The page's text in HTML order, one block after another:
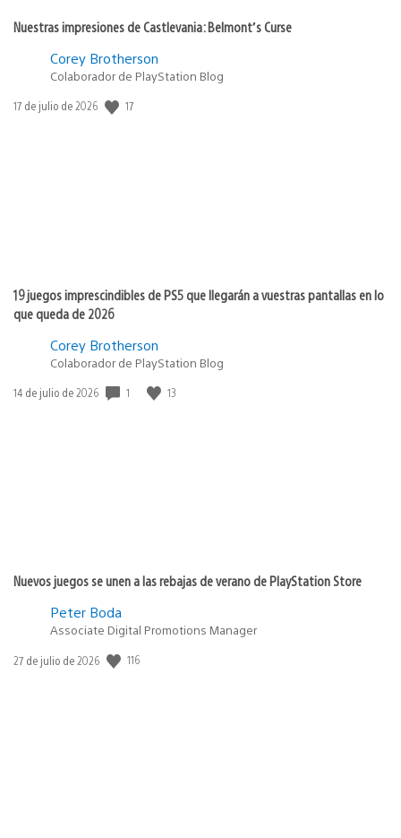
Nuestras impresiones de Castlevania: Belmont’s Curse
Corey Brotherson
Colaborador de PlayStation Blog
Fecha
17 de julio de 2026 17
19 juegos imprescindibles de PS5 que llegarán a vuestras pantallas en lo
que queda de 2026
Corey Brotherson
Colaborador de PlayStation Blog
Fecha
14 de julio de 2026 1 13
Nuevos juegos se unen a las rebajas de verano de PlayStation Store
Peter Boda
Associate Digital Promotions Manager
Fecha
27 de julio de 2026 116